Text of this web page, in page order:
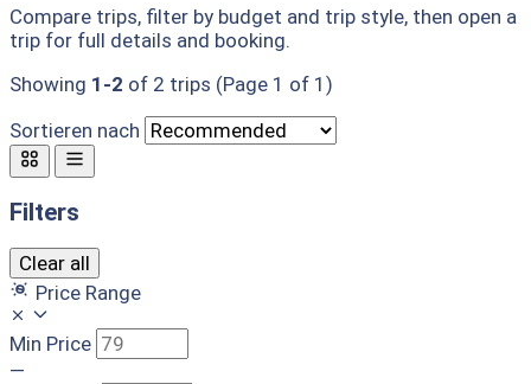
Compare trips, filter by budget and trip style, then open a
trip for full details and booking.
Showing 1-2 of 2 trips (Page 1 of 1)
Sortieren nach
Filters
Clear all
Price Range
Min Price
—